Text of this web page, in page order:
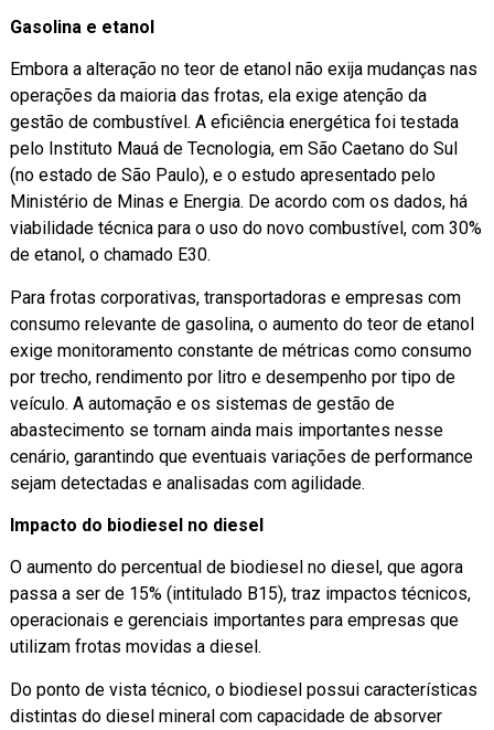
Gasolina e etanol
Embora a alteração no teor de etanol não exija mudanças nas
operações da maioria das frotas, ela exige atenção da
gestão de combustível. A eficiência energética foi testada
pelo Instituto Mauá de Tecnologia, em São Caetano do Sul
(no estado de São Paulo), e o estudo apresentado pelo
Ministério de Minas e Energia. De acordo com os dados, há
viabilidade técnica para o uso do novo combustível, com 30%
de etanol, o chamado E30.
Para frotas corporativas, transportadoras e empresas com
consumo relevante de gasolina, o aumento do teor de etanol
exige monitoramento constante de métricas como consumo
por trecho, rendimento por litro e desempenho por tipo de
veículo. A automação e os sistemas de gestão de
abastecimento se tornam ainda mais importantes nesse
cenário, garantindo que eventuais variações de performance
sejam detectadas e analisadas com agilidade.
Impacto do biodiesel no diesel
O aumento do percentual de biodiesel no diesel, que agora
passa a ser de 15% (intitulado B15), traz impactos técnicos,
operacionais e gerenciais importantes para empresas que
utilizam frotas movidas a diesel.
Do ponto de vista técnico, o biodiesel possui características
distintas do diesel mineral com capacidade de absorver